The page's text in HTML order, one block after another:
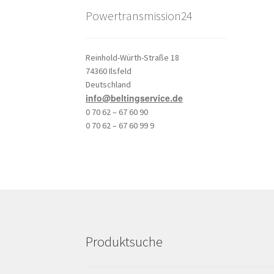
Powertransmission24
Reinhold-Würth-Straße 18
74360 Ilsfeld
Deutschland
info@beltingservice.de
0 70 62 – 67 60 90
0 70 62 – 67 60 99 9
Produktsuche